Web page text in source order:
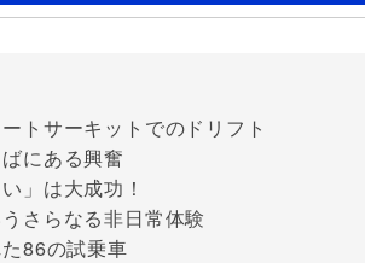
トサーキットでのドリフト
にある興奮
」は大成功！
さらなる非日常体験
86の試乗車